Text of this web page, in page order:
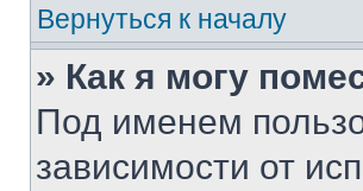
Вернуться к началу
» Как я могу
Под именем
зависимости от